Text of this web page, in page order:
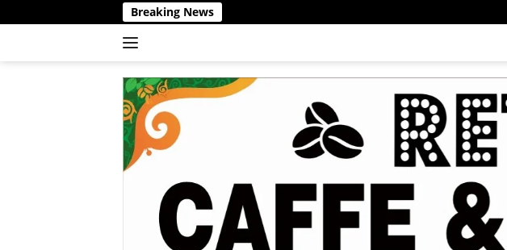
ke
Breaking News